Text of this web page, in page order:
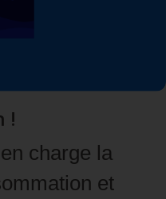
!
charge la
et